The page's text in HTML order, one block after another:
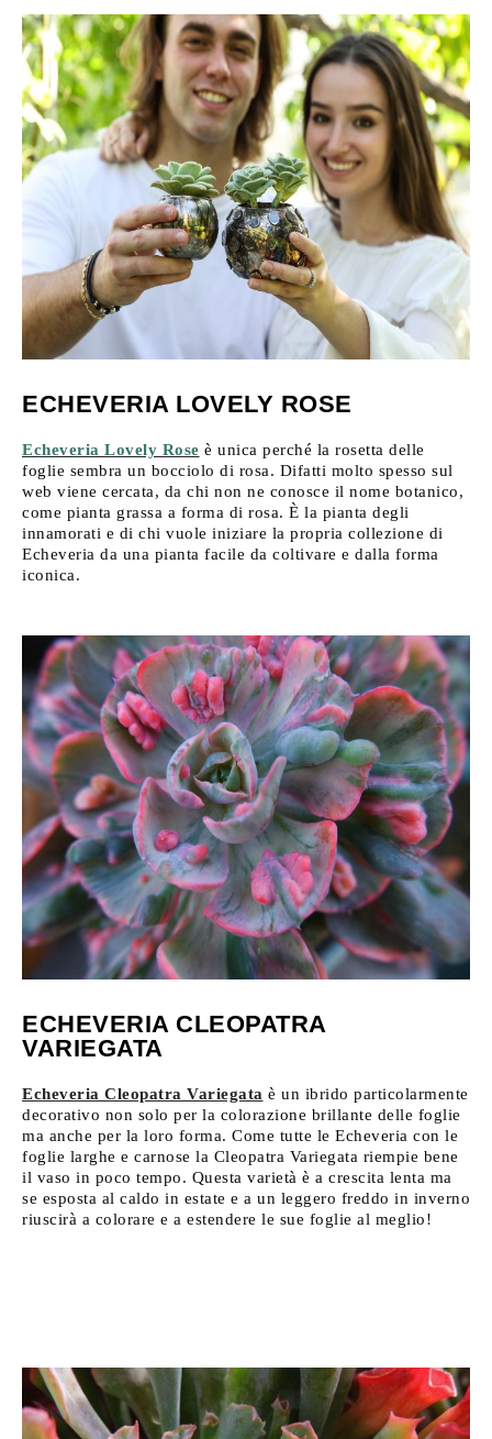
ECHEVERIA LOVELY ROSE
Echeveria Lovely Rose è unica perché la rosetta delle
foglie sembra un bocciolo di rosa. Difatti molto spesso sul
web viene cercata, da chi non ne conosce il nome botanico,
come pianta grassa a forma di rosa. È la pianta degli
innamorati e di chi vuole iniziare la propria collezione di
Echeveria da una pianta facile da coltivare e dalla forma
iconica.
ECHEVERIA CLEOPATRA
VARIEGATA
Echeveria Cleopatra Variegata è un ibrido particolarmente
decorativo non solo per la colorazione brillante delle foglie
ma anche per la loro forma. Come tutte le Echeveria con le
foglie larghe e carnose la Cleopatra Variegata riempie bene
il vaso in poco tempo. Questa varietà è a crescita lenta ma
se esposta al caldo in estate e a un leggero freddo in inverno
riuscirà a colorare e a estendere le sue foglie al meglio!